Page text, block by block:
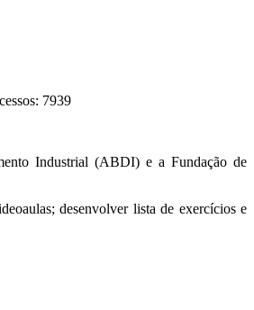
7939
Industrial (ABDI) e a Fundação de
desenvolver lista de exercícios e